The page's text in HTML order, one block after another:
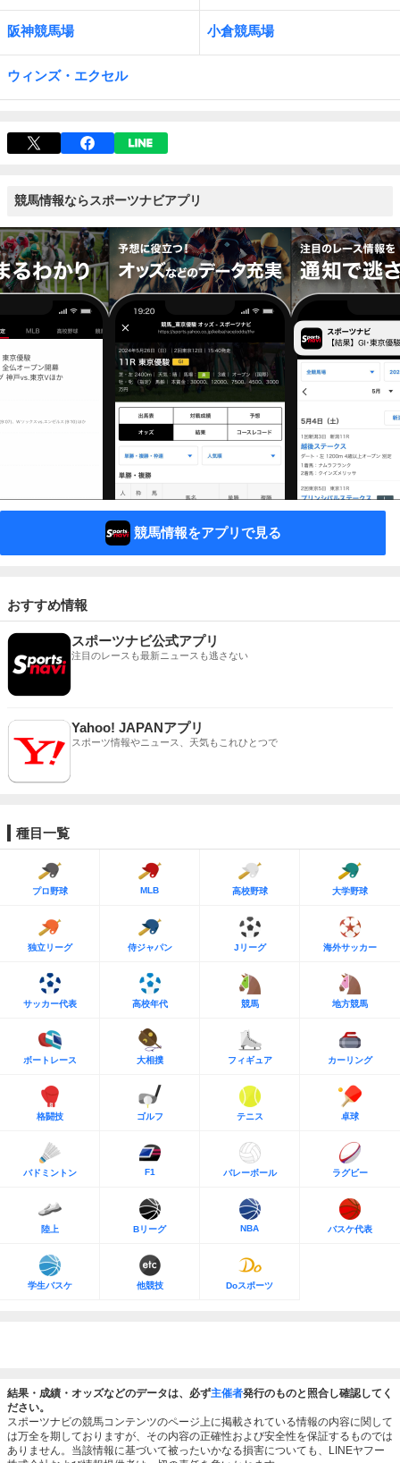
阪神競馬場 小倉競馬場
ウィンズ・エクセル
競馬情報ならスポーツナビアプリ
競馬情報をアプリで見る
おすすめ情報
スポーツナビ公式アプリ
注目のレースも最新ニュースも逃さない
Yahoo! JAPANアプリ
スポーツ情報やニュース、天気もこれひとつで
種目一覧
プロ野球 MLB 高校野球 大学野球
独立リーグ 侍ジャパン Jリーグ 海外サッカー
サッカー代表 高校年代 競馬 地方競馬
ボートレース 大相撲 フィギュア カーリング
格闘技 ゴルフ テニス 卓球
バドミントン F1 バレーボール ラグビー
陸上 Bリーグ NBA バスケ代表
学生バスケ 他競技 Doスポーツ
結果・成績・オッズなどのデータは、必ず主催者発行のものと照合し確認してく
ださい。
スポーツナビの競馬コンテンツのページ上に掲載されている情報の内容に関して
は万全を期しておりますが、その内容の正確性および安全性を保証するものでは
ありません。当該情報に基づいて被ったいかなる損害についても、LINEヤフー